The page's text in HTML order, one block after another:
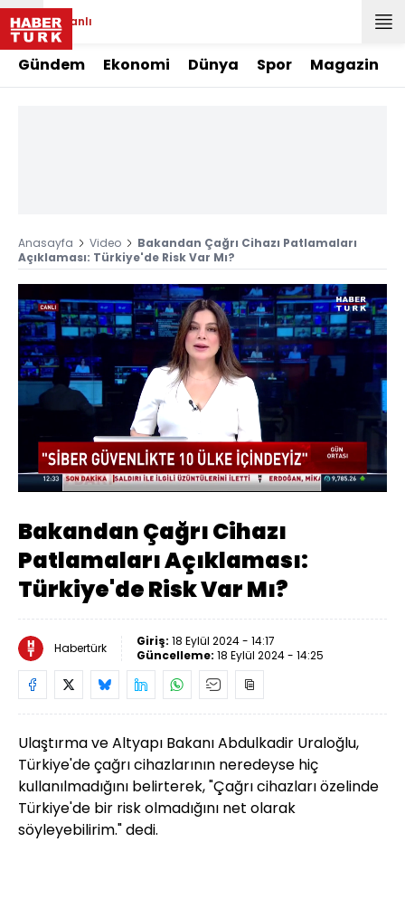
Canlı
Gündem Ekonomi Dünya Spor Magazin
Anasayfa Video
Bakandan Çağrı Cihazı Patlamaları
Açıklaması: Türkiye'de Risk Var Mı?
Sesi
Aç
480
Yüklendi:
38.83%
Oynatma
Hızı
Bakandan Çağrı Cihazı
Patlamaları Açıklaması:
Türkiye'de Risk Var Mı?
Habertürk Giriş: 18 Eylül 2024 - 14:17
Güncelleme: 18 Eylül 2024 - 14:25
Ulaştırma ve Altyapı Bakanı Abdulkadir Uraloğlu,
Türkiye'de çağrı cihazlarının neredeyse hiç
kullanılmadığını belirterek, "Çağrı cihazları özelinde
Türkiye'de bir risk olmadığını net olarak
söyleyebilirim." dedi.